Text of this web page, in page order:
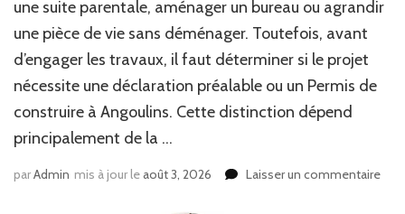
une suite parentale, aménager un bureau ou agrandir
une pièce de vie sans déménager. Toutefois, avant
d’engager les travaux, il faut déterminer si le projet
nécessite une déclaration préalable ou un Permis de
construire à Angoulins. Cette distinction dépend
principalement de la …
parAdmin mis à jour leaoût 3, 2026 Laisser un commentairesur